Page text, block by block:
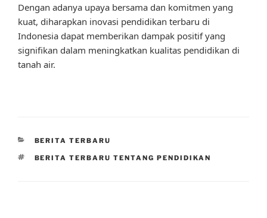
Dengan adanya upaya bersama dan komitmen yang
kuat, diharapkan inovasi pendidikan terbaru di
Indonesia dapat memberikan dampak positif yang
signifikan dalam meningkatkan kualitas pendidikan di
tanah air.
CATEGORIES
BERITA TERBARU
TAGS
BERITA TERBARU TENTANG PENDIDIKAN